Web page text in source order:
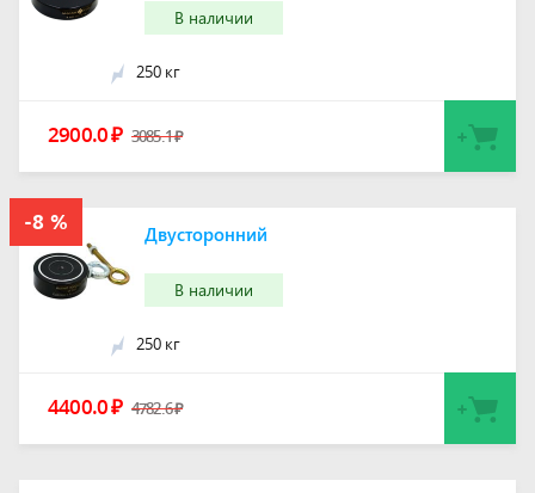
В наличии
250 кг
2900.0₽ 3085.1₽
В наличии
Двусторонний
250 кг
4400.0₽ 4782.6₽